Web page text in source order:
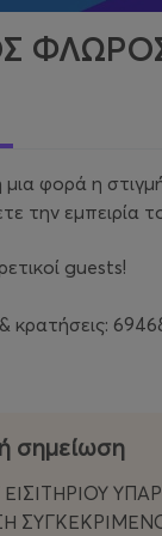
φορά η
την εμπειρία
guests!
κρατήσεις:
σημείωση